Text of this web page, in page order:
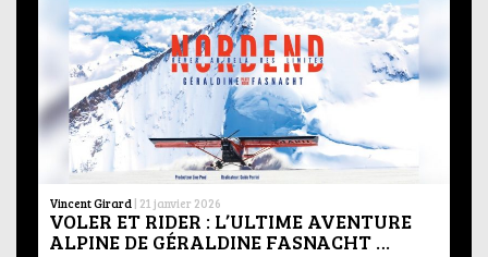
Vincent Girard | 21 janvier 2026
VOLER ET RIDER : L’ULTIME AVENTURE
ALPINE DE GÉRALDINE FASNACHT …